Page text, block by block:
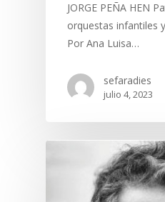
JORGE PEÑA HEN
orquestas infantiles
Por Ana Luisa…
sefaradies
julio 4, 2023